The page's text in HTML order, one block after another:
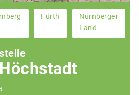
Fürth
Nürnberger
Land